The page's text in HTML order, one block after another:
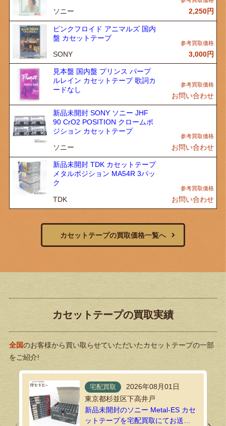
ソニー 2,250円
ピンクフロイド アニマルズ 国内
盤 カセットテープ
SONY 3,000円
見本盤 国内盤 プリンス パープ
ルレイン カセットテープ 歌詞カ
ードなし
お問い合わせ
新品未開封 SONY ソニー JHF
90 CrO2 POSITION クロームポ
ジション カセットテープ
ソニー お問い合わせ
新品未開封 TDK カセットテープ
メタルポジション MA54R 3パッ
ク
TDK お問い合わせ
カセットテープの買取価格一覧へ
カセットテープの買取実績
全国のお客様から買い取らせていただいたカセットテープの一部
をご紹介!
宅配買取
2026年08月01日
東京都杉並区下高井戸
新品未開封のソニー Metal-ES カセ
ットテープを宅配買取にてお送り